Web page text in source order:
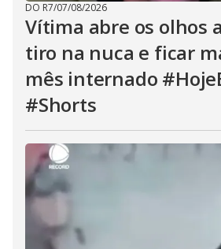
DO R7/07/08/2026
Vítima abre os olhos
tiro na nuca e ficar
mês internado
#Shorts